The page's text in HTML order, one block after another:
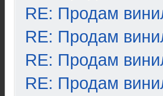
RE: Продам
RE: Продам
RE: Продам
RE: Продам